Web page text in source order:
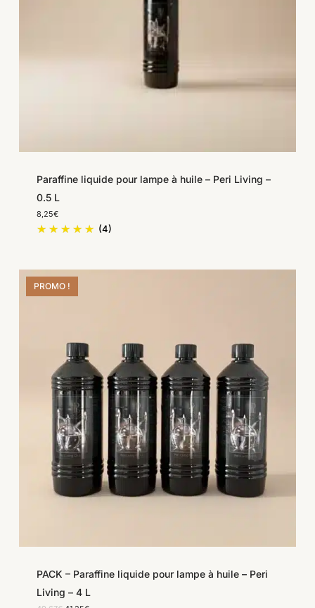
Paraffine liquide pour lampe à huile – Peri Living –
0.5 L
8,25€
(4)
Save
PROMO !
PACK – Paraffine liquide pour lampe à huile – Peri
Living – 4 L